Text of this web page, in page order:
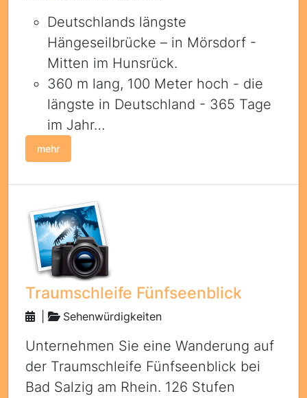
Deutschlands längste
Hängeseilbrücke – in Mörsdorf -
Mitten im Hunsrück.
360 m lang, 100 Meter hoch - die
längste in Deutschland - 365 Tage
im Jahr…
mehr
Traumschleife Fünfseenblick
Sehenwürdigkeiten
Unternehmen Sie eine Wanderung auf
der Traumschleife Fünfseenblick bei
Bad Salzig am Rhein. 126 Stufen